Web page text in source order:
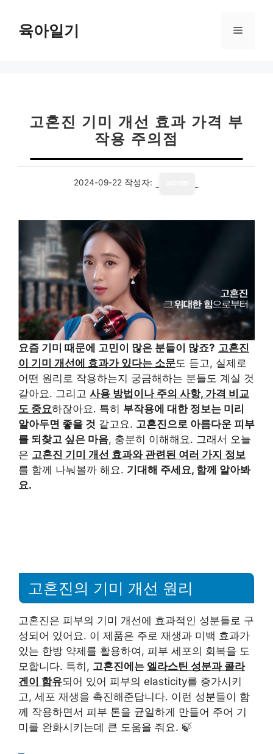
육아일기 메
고혼진 기미 개선 효과 가격 부
작용 주의점
2024-09-22 작성자:
요즘 기미 때문에 고민이 많은 분들이 많죠? 고혼진
이 기미 개선에 효과가 있다는 소문도 듣고, 실제로
어떤 원리로 작용하는지 궁금해하는 분들도 계실 것
같아요. 그리고 사용 방법이나 주의 사항, 가격 비교
도 중요하잖아요. 특히 부작용에 대한 정보는 미리
알아두면 좋을 것 같고요. 고혼진으로 아름다운 피부
를 되찾고 싶은 마음, 충분히 이해해요. 그래서 오늘
은 고혼진 기미 개선 효과와 관련된 여러 가지 정보
를 함께 나눠볼까 해요. 기대해 주세요, 함께 알아봐
요.
고혼진의 기미 개선 원리
고혼진은 피부의 기미 개선에 효과적인 성분들로 구
성되어 있어요. 이 제품은 주로 재생과 미백 효과가
있는 한방 약제를 활용하여, 피부 세포의 회복을 도
모합니다. 특히, 고혼진에는 엘라스틴 성분과 콜라
겐이 함유되어 있어 피부의 elasticity를 증가시키
고, 세포 재생을 촉진해준답니다. 이런 성분들이 함
께 작용하면서 피부 톤을 균일하게 만들어 주어 기
미를 완화시키는데 큰 도움을 줘요. 🍃